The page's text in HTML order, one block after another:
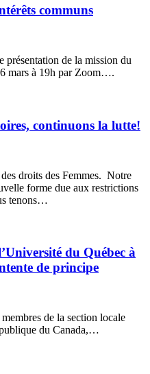
communs
présentation de la mission du
mars à 19h par Zoom….
continuons la lutte!
droits des Femmes. Notre
forme due aux restrictions
tenons…
du Québec à
de principe
de la section locale
du Canada,…